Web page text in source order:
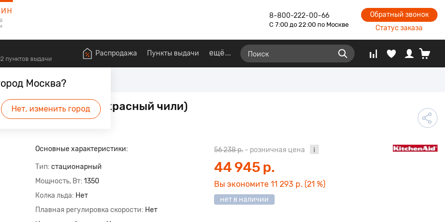
8-800-222-00-66
С 7:00 до 22:00 по Москве
Обратный звонок
Статус заказа
Москва?
Нет, изменить город
пунктов выдачи
Распродажа Пункты выдачи ещё
Блендеры и измельчители
5KSM3311XEHT (красный чили)
первым.
Основные характеристики:
Тип стационарный
Мощность, Вт 1350
Колка льда Нет
Плавная регулировка скорости Нет
56 238 р. - розничная цена
44 945 р.
Вы экономите 11 293 р. (21 %)
нет в наличии